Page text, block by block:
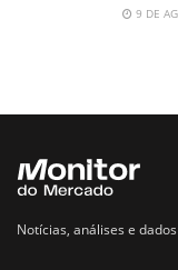
9 DE
Notícias, análises e